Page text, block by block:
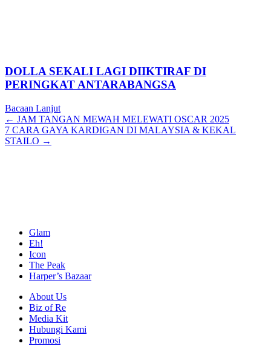
DOLLA SEKALI LAGI DIIKTIRAF DI
PERINGKAT ANTARABANGSA
Bacaan Lanjut
Posts
navigation
← JAM TANGAN MEWAH MELEWATI OSCAR 2025
7 CARA GAYA KARDIGAN DI MALAYSIA & KEKAL
STAILO →
Glam
Eh!
Icon
The Peak
Harper’s Bazaar
About Us
Biz of Re
Media Kit
Hubungi Kami
Promosi